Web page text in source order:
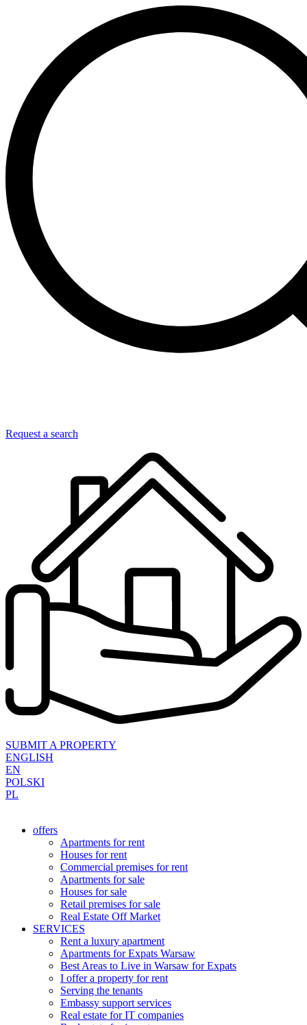
Request a search
SUBMIT A PROPERTY
ENGLISH
EN
POLSKI
PL
offers
Apartments for rent
Houses for rent
Commercial premises for rent
Apartments for sale
Houses for sale
Retail premises for sale
Real Estate Off Market
SERVICES
Rent a luxury apartment
Apartments for Expats Warsaw
Best Areas to Live in Warsaw for Expats
I offer a property for rent
Serving the tenants
Embassy support services
Real estate for IT companies